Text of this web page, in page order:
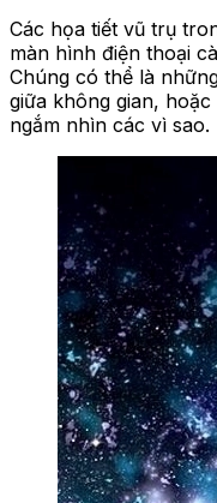
Các họa tiết vũ trụ
màn hình điện thoại
Chúng có thể là
giữa không gian,
ngắm nhìn các vì sao.